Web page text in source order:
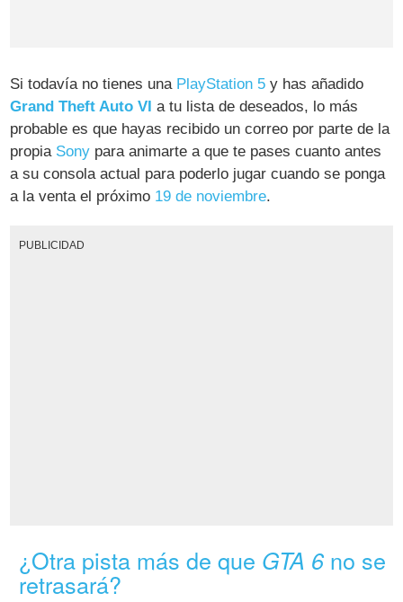
Si todavía no tienes una PlayStation 5 y has añadido
Grand Theft Auto VI a tu lista de deseados, lo más
probable es que hayas recibido un correo por parte de la
propia Sony para animarte a que te pases cuanto antes
a su consola actual para poderlo jugar cuando se ponga
a la venta el próximo 19 de noviembre.
PUBLICIDAD
¿Otra pista más de que GTA 6 no se
retrasará?